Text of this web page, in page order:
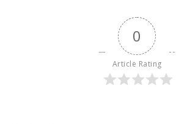
0
Article Rating